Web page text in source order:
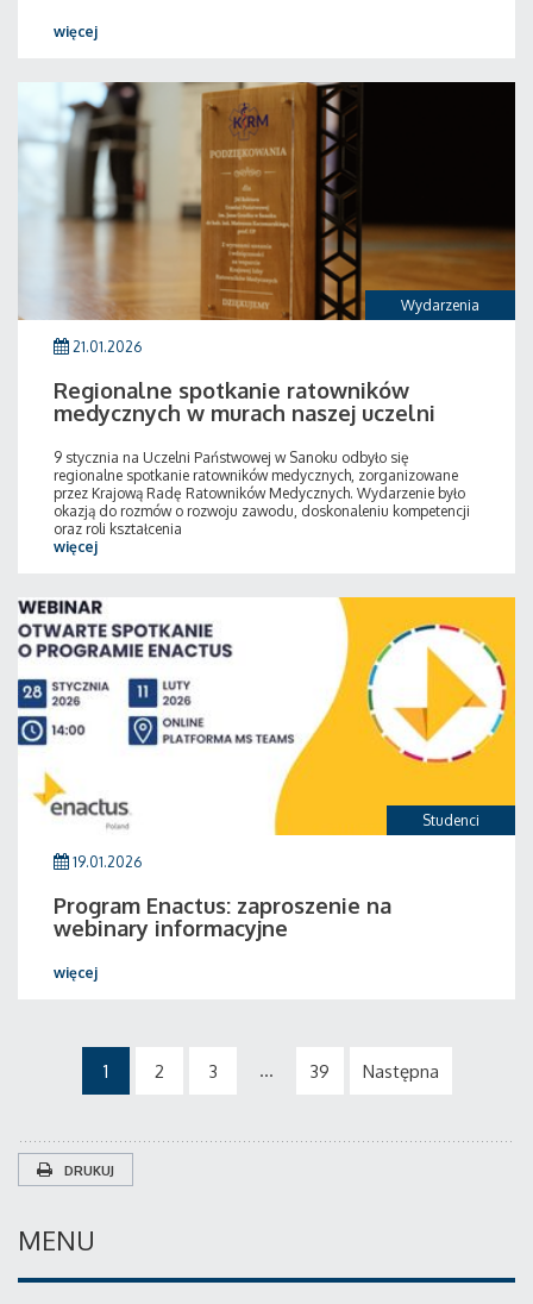
więcej
Wydarzenia
21.01.2026
Regionalne spotkanie ratowników
medycznych w murach naszej uczelni
9 stycznia na Uczelni Państwowej w Sanoku odbyło się
regionalne spotkanie ratowników medycznych, zorganizowane
przez Krajową Radę Ratowników Medycznych. Wydarzenie było
okazją do rozmów o rozwoju zawodu, doskonaleniu kompetencji
oraz roli kształcenia
więcej
Studenci
19.01.2026
Program Enactus: zaproszenie na
webinary informacyjne
więcej
1 2 3 ... 39 Następna
DRUKUJ
MENU